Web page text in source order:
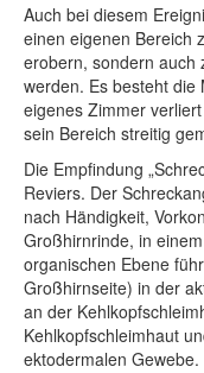
Auch bei diesem
einen eigenen Bereich
erobern, sondern auch
werden. Es besteht die
eigenes Zimmer
sein Bereich streitig
Die Empfindung
Reviers. Der
nach Händigkeit,
Großhirnrinde, in
organischen Ebene
Großhirnseite) in der
an der
Kehlkopfschleimhaut
ektodermalen Gewebe.